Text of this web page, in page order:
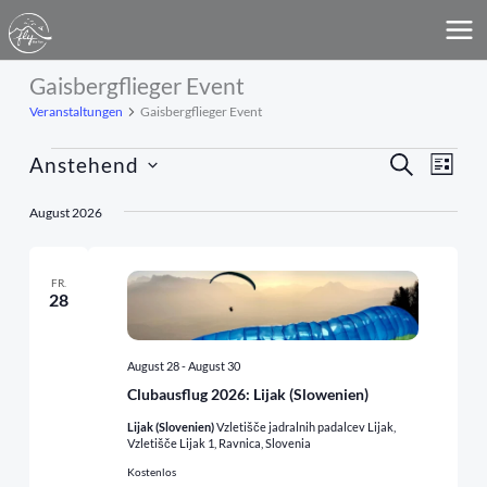
Zum
Inhalt
springen
Gaisbergflieger Event
Veranstaltungen Gaisbergflieger Event
Veranstaltungen
und
Navigation
SUCHE
LISTE
Anstehend
wählen.
August 2026
FR.
28
Clubausflug 2026: Lijak (Slowenien)
August 28-August 30
Lijak (Slovenien)Vzletišče jadralnih padalcev Lijak,
Vzletišče Lijak 1, Ravnica, Slovenia
Kostenlos